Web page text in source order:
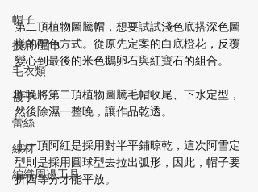
帽子
披肩/圍巾
毛衣類
襪子
蕾絲
線材
編織周邊工具
第二頂植物圖騰帽，想要試試淺色底搭深色圖
樣的配色方式。從原先定案的白底橙花，反覆
變心到最後的米色鵝卵石與紅寶石的組合。
昨晚將第二頂植物圖騰毛帽收尾、下水定型，
然後除濕一整晚，讓作品乾透。
上一頂阿紅是採用對半平鋪晾乾，這次阿雪定
型則是採用圓球型去拉出弧形，因此，帽子要
折四等分才能平放。